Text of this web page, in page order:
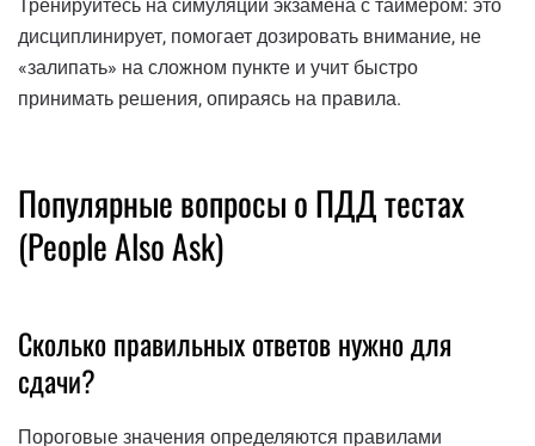
Тренируйтесь на симуляции экзамена с таймером: это
дисциплинирует, помогает дозировать внимание, не
«залипать» на сложном пункте и учит быстро
принимать решения, опираясь на правила.
Популярные вопросы о ПДД тестах
(People Also Ask)
Сколько правильных ответов нужно для
сдачи?
Пороговые значения определяются правилами